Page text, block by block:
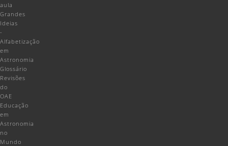
aula
Grandes
Ideias
-
Alfabetização
em
Astronomia
Glossário
Revisões
do
OAE
Educação
em
Astronomia
no
Mundo